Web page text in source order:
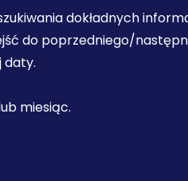
dokładnych
do poprzedniego/
daty.
miesiąc.